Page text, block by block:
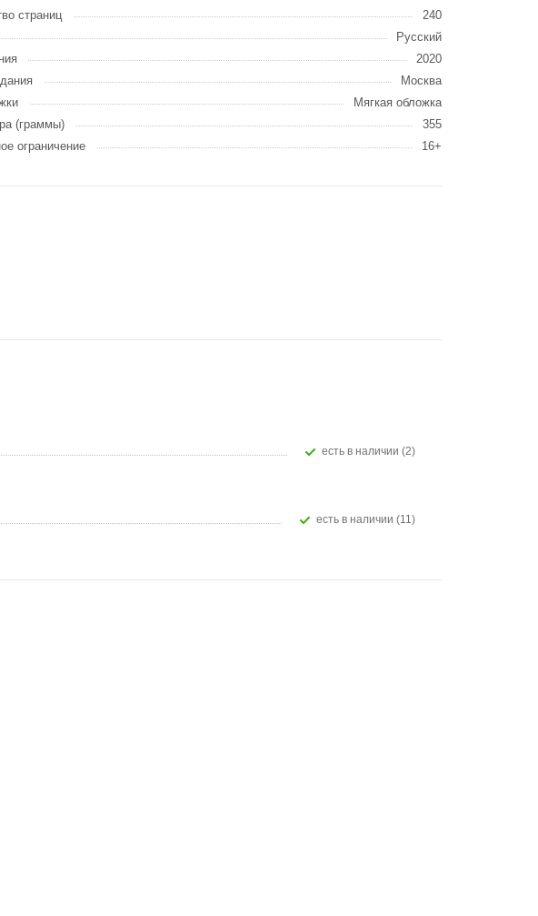
страниц
240
Русский
2020
Москва
Мягкая обложка
(граммы)
355
ограничение
16+
Есть в наличии (2)
Есть в наличии (11)